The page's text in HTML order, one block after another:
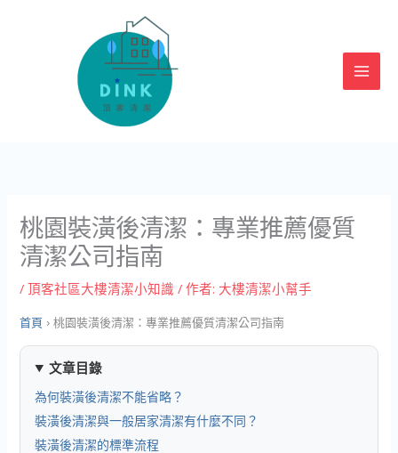
桃園裝潢後清潔：專業推薦優質
清潔公司指南
/頂客社區大樓清潔小知識 / 作者: 大樓清潔小幫手
首頁 ›桃園裝潢後清潔：專業推薦優質清潔公司指南
文章目錄
為何裝潢後清潔不能省略？
裝潢後清潔與一般居家清潔有什麼不同？
裝潢後清潔的標準流程